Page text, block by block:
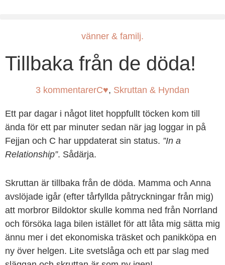
vänner & familj.
Tillbaka från de döda!
3 kommentarerC♥, Skruttan & Hyndan
Ett par dagar i något litet hoppfullt töcken kom till
ända för ett par minuter sedan när jag loggar in på
Fejjan och C har uppdaterat sin status. ”In a
Relationship”. Sådärja.
Skruttan är tillbaka från de döda. Mamma och Anna
avslöjade igår (efter tårfyllda påtryckningar från mig)
att morbror Bildoktor skulle komma ned från Norrland
och försöka laga bilen istället för att låta mig sätta mig
ännu mer i det ekonomiska träsket och panikköpa en
ny över helgen. Lite svetslåga och ett par slag med